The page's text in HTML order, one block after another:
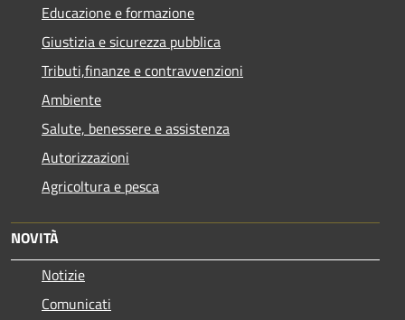
Educazione e formazione
Giustizia e sicurezza pubblica
Tributi,finanze e contravvenzioni
Ambiente
Salute, benessere e assistenza
Autorizzazioni
Agricoltura e pesca
NOVITÀ
Notizie
Comunicati